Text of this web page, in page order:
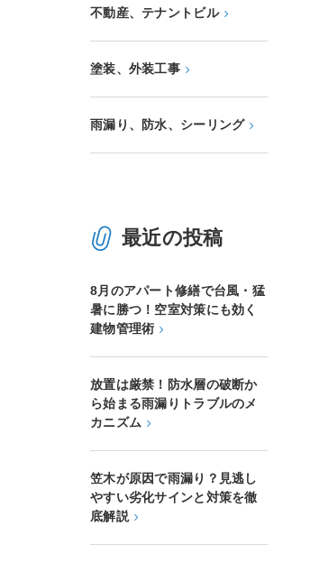
不動産、テナントビル
塗装、外装工事
雨漏り、防水、シーリング
最近の投稿
8月のアパート修繕で台風・猛
暑に勝つ！空室対策にも効く
建物管理術
放置は厳禁！防水層の破断か
ら始まる雨漏りトラブルのメ
カニズム
笠木が原因で雨漏り？見逃し
やすい劣化サインと対策を徹
底解説